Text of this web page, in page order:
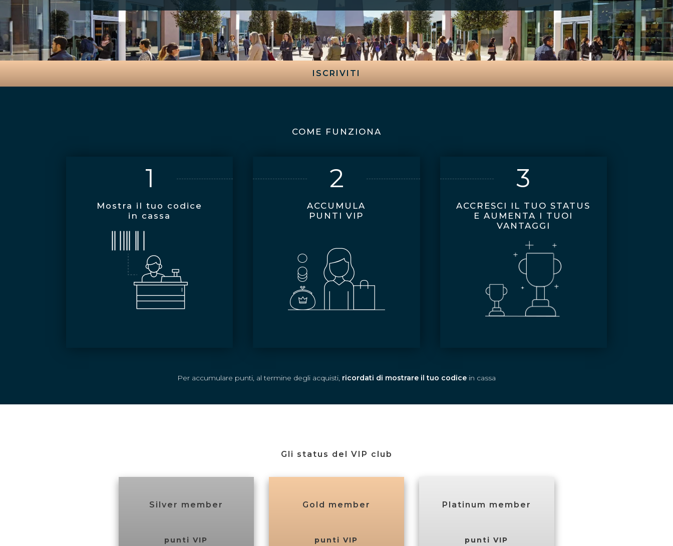
ISCRIVITI
COME FUNZIONA
1
Mostra il tuo codice
in cassa
2
ACCUMULA
PUNTI VIP
3
ACCRESCI IL TUO STATUS
E AUMENTA I TUOI
VANTAGGI
Per accumulare punti, al termine degli acquisti, ricordati di mostrare il tuo codice in cassa
Gli status del VIP club
Silver member
punti VIP
Gold member
punti VIP
Platinum member
punti VIP